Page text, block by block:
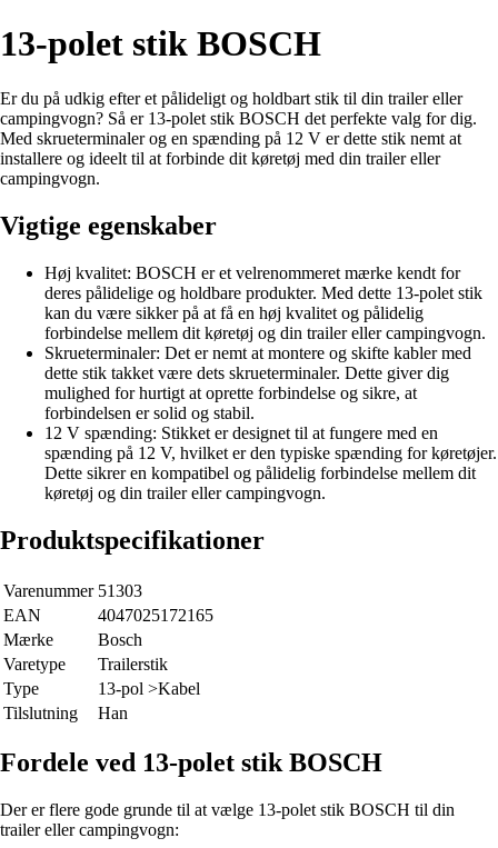
13-polet stik BOSCH
Er du på udkig efter et pålideligt og holdbart stik til din trailer eller
campingvogn? Så er 13-polet stik BOSCH det perfekte valg for dig.
Med skrueterminaler og en spænding på 12 V er dette stik nemt at
installere og ideelt til at forbinde dit køretøj med din trailer eller
campingvogn.
Vigtige egenskaber
Høj kvalitet: BOSCH er et velrenommeret mærke kendt for
deres pålidelige og holdbare produkter. Med dette 13-polet stik
kan du være sikker på at få en høj kvalitet og pålidelig
forbindelse mellem dit køretøj og din trailer eller campingvogn.
Skrueterminaler: Det er nemt at montere og skifte kabler med
dette stik takket være dets skrueterminaler. Dette giver dig
mulighed for hurtigt at oprette forbindelse og sikre, at
forbindelsen er solid og stabil.
12 V spænding: Stikket er designet til at fungere med en
spænding på 12 V, hvilket er den typiske spænding for køretøjer.
Dette sikrer en kompatibel og pålidelig forbindelse mellem dit
køretøj og din trailer eller campingvogn.
Produktspecifikationer
Varenummer 51303
EAN
4047025172165
Mærke
Bosch
Varetype
Trailerstik
Type
13-pol >Kabel
Tilslutning
Han
Fordele ved 13-polet stik BOSCH
Der er flere gode grunde til at vælge 13-polet stik BOSCH til din
trailer eller campingvogn: